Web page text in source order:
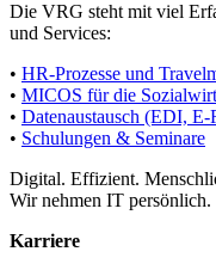
Die VRG steht mit viel
und Services:
• HR-Prozesse und
• MICOS für die
• Datenaustausch (EDI,
• Schulungen & Seminare
Digital. Effizient.
Wir nehmen IT persönlich.
Karriere